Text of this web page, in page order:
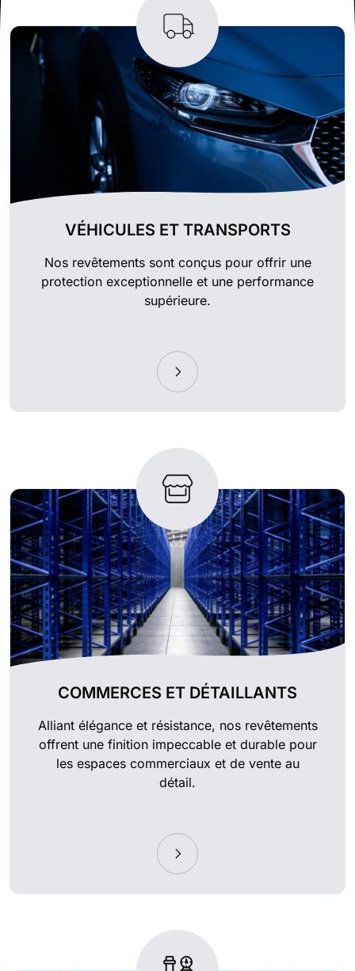
VÉHICULES ET TRANSPORTS
Nos revêtements sont conçus pour offrir une
protection exceptionnelle et une performance
supérieure.
COMMERCES ET DÉTAILLANTS
Alliant élégance et résistance, nos revêtements
offrent une finition impeccable et durable pour
les espaces commerciaux et de vente au
détail.